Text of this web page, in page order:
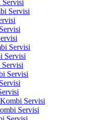
Servisi
Servisi
Servisi
Servisi
Servisi
Servisi
Servisi